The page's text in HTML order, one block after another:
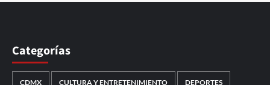
Categorías
CDMX CULTURA Y ENTRETENIMIENTO DEPORTES